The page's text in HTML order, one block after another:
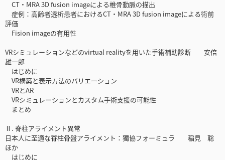
CT・MRA 3D fusion imageによる椎骨動脈の描出
症例：高齢者透析患者におけるCT・MRA 3D fusion imageによる術前
評価
Fision imageの有用性
VRシミュレーションなどのvirtual realityを用いた手術補助診断 安倍
雄一郎
はじめに
VR構築と表示方法のバリエーション
VRとAR
VRシミュレーションとカスタム手術支援の可能性
まとめ
Ⅱ. 脊柱アライメント異常
日本人に至適な脊柱骨盤アライメント：獨協フォーミュラ 稲見 聡
ほか
はじめに